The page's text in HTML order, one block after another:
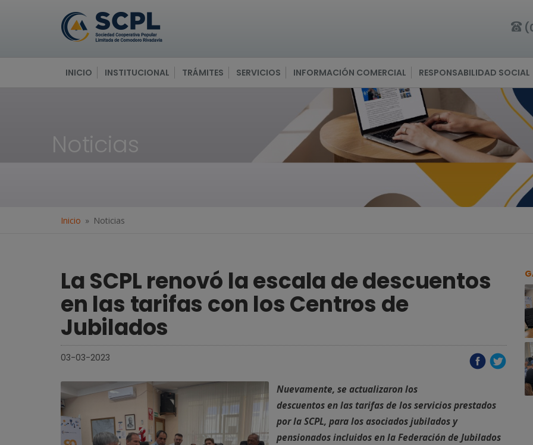
INICIO INSTITUCIONAL TRÁMITES SERVICIOS INFORMACIÓN COMERCIAL RESPONSABILIDAD SOCIAL
Noticias
Inicio Noticias
La SCPL renovó la escala de descuentos
en las tarifas con los Centros de
Jubilados
03-03-2023
Nuevamente, se actualizaron los
descuentos en las tarifas de los servicios prestados
por la SCPL, para los asociados jubilados y
pensionados incluidos en la Federación de Jubilados